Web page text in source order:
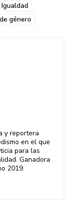
Igualdad
género
y reportera
en el que
para las
Ganadora
2019.